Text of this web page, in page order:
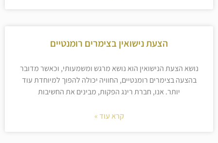
הצעת נישואין בצימרים רומנטיים
נושא הצעת הנישואין הוא נושא מרגש ומשמעותי, וכאשר מדובר
בהצעה בצימרים רומנטיים, החוויה יכולה להפוך למיוחדת עוד
יותר. אנו, חברת רינג הפקות, מבינים את החשיבות
קרא עוד »